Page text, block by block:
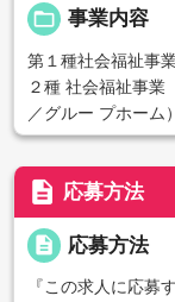
folder_open 事業内容
第１種社会福祉事
２種 社会福祉事業
／グルー プホーム
description 応募方法
description 応募方法
『この求人に応募す